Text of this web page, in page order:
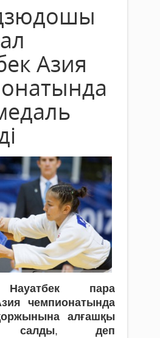
Азия
пара
чемпионатында
алғашқы
салды, деп